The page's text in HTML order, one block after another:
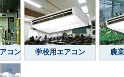
コン 学校用エアコン 農